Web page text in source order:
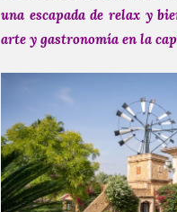
una escapada de relax y
arte y gastronomía en la